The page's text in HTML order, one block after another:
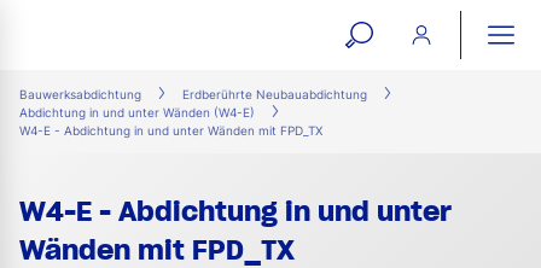
open
search
Bauwerksabdichtung
Erdberührte Neubauabdichtung
Abdichtung in und unter Wänden (W4-E)
W4-E - Abdichtung in und unter Wänden mit FPD_TX
W4-E - Abdichtung in und unter
Wänden mit FPD_TX